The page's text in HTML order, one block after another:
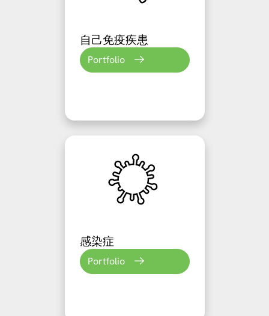
自己免疫疾患
Portfolio
感染症
Portfolio